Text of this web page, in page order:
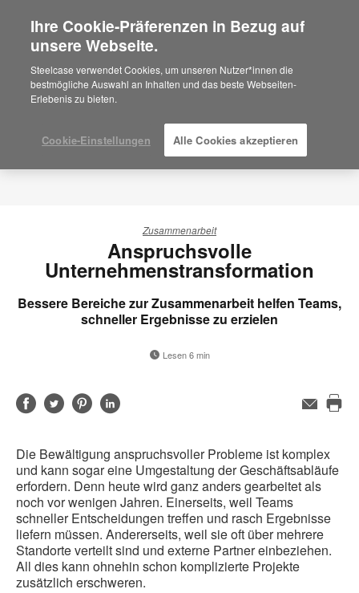
Are you in United States?
Would you like to see Products we sell in
your region?
Americas
Español
Zusammenarbeit
Anspruchsvolle
Unternehmenstransformation
Bessere Bereiche zur Zusammenarbeit helfen Teams,
schneller Ergebnisse zu erzielen
Lesen 6 min
AufAufAufAuf
E-
Die Bewältigung anspruchsvoller Probleme ist komplex
und kann sogar eine Umgestaltung der Geschäftsabläufe
erfordern. Denn heute wird ganz anders gearbeitet als
noch vor wenigen Jahren. Einerseits, weil Teams
schneller Entscheidungen treffen und rasch Ergebnisse
liefern müssen. Andererseits, weil sie oft über mehrere
Standorte verteilt sind und externe Partner einbeziehen.
All dies kann ohnehin schon komplizierte Projekte
zusätzlich erschweren.
Ihre Cookie-Präferenzen in Bezug auf
unsere Webseite.
Steelcase verwendet Cookies, um unseren Nutzer*innen die
bestmögliche Auswahl an Inhalten und das beste Webseiten-
Erlebenis zu bieten.
Cookie-Einstellungen Alle Cookies akzeptieren